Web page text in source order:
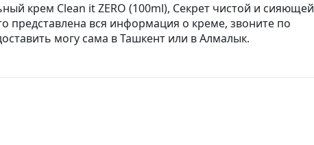
крем Clean it ZERO (100ml), Секрет чистой и сияющей
вся информация о креме, звоните по
могу сама в Ташкент или в Алмалык.